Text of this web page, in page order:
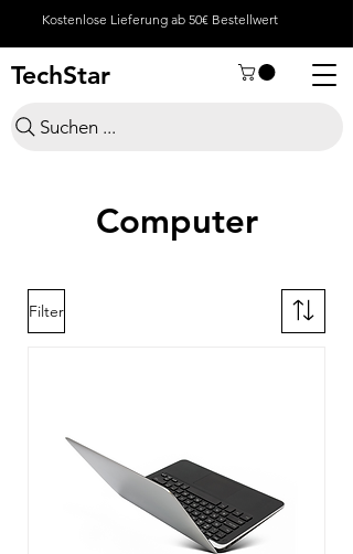
Kostenlose Lieferung ab 50€ Bestellwert
TechStar
Suchen ...
Computer
Filter